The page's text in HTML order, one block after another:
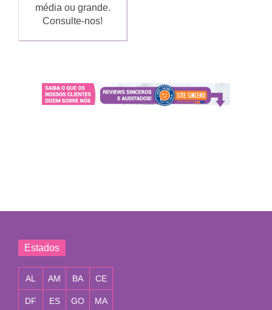
média ou grande.
Consulte-nos!
Estados
AL AM BA CE
DF ES GO MA